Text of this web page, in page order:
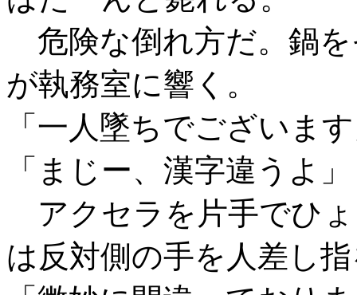
危険な倒れ方だ。鍋
が執務室に響く。
「一人墜ちでございま
「まじー、漢字違うよ」
アクセラを片手でひ
は反対側の手を人差し